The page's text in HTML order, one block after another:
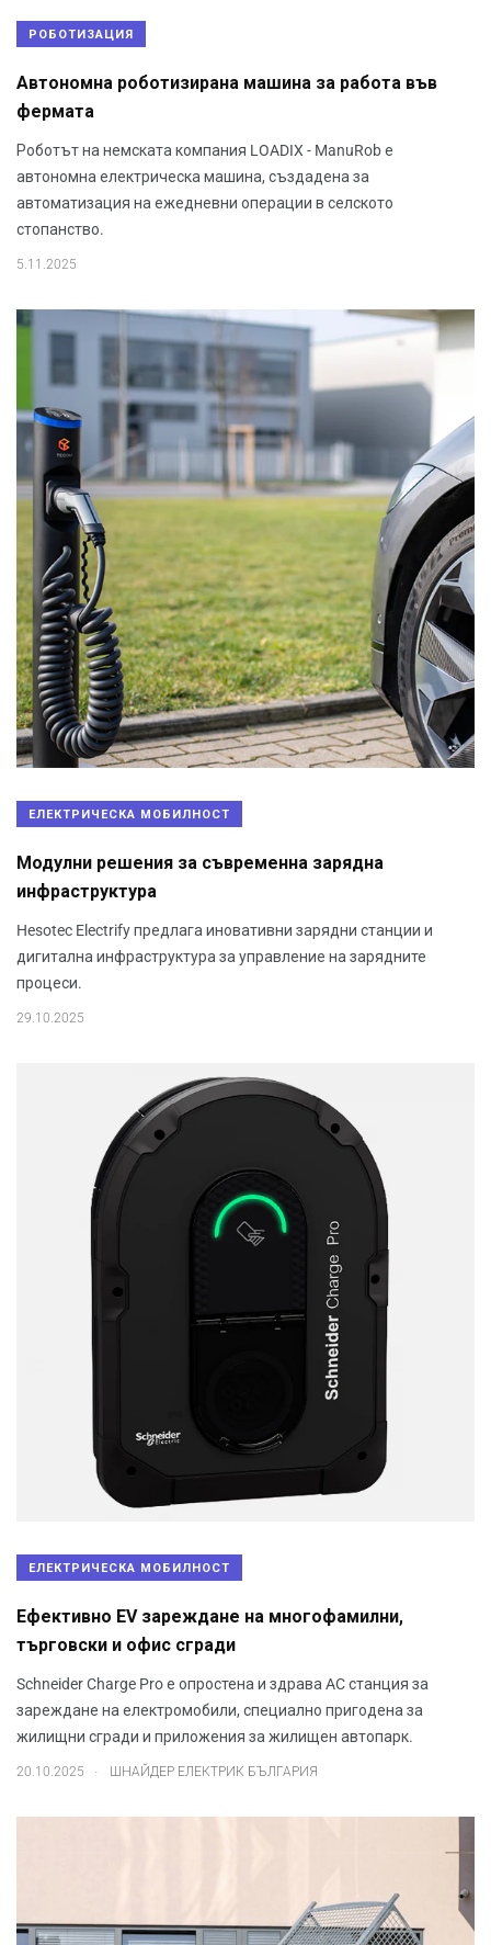
РОБОТИЗАЦИЯ
Автономна роботизирана машина за работа във
фермата
Роботът на немската компания LOADIX - ManuRob е
автономна електрическа машина, създадена за
автоматизация на ежедневни операции в селското
стопанство.
5.11.2025
ЕЛЕКТРИЧЕСКА МОБИЛНОСТ
Модулни решения за съвременна зарядна
инфраструктура
Hesotec Electrify предлага иновативни зарядни станции и
дигитална инфраструктура за управление на зарядните
процеси.
29.10.2025
ЕЛЕКТРИЧЕСКА МОБИЛНОСТ
Ефективно EV зареждане на многофамилни,
търговски и офис сгради
Schneider Charge Pro е опростена и здрава AC станция за
зареждане на електромобили, специално пригодена за
жилищни сгради и приложения за жилищен автопарк.
20.10.2025 . ШНАЙДЕР ЕЛЕКТРИК БЪЛГАРИЯ